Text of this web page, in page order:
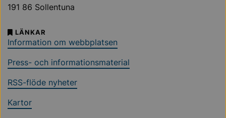
191 86 Sollentuna
LÄNKAR
Information om webbplatsen
Press- och informationsmaterial
RSS-flöde nyheter
Kartor